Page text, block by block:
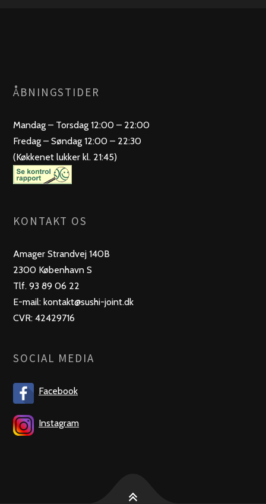
ÅBNINGSTIDER
Mandag – Torsdag 12:00 – 22:00
Fredag – Søndag 12:00 – 22:30
(Køkkenet lukker kl. 21:45)
KONTAKT OS
Amager Strandvej 140B
2300 København S
Tlf. 93 89 06 22
E-mail: kontakt@sushi-joint.dk
CVR: 42429716
SOCIAL MEDIA
Facebook
Instagram